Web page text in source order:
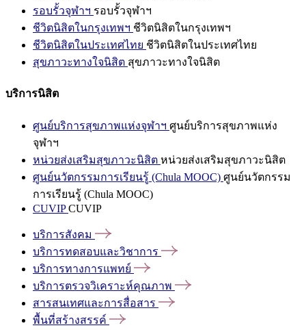
รอบรั้วจุฬาฯ รอบรั้วจุฬาฯ
ชีวิตนิสิตในกรุงเทพฯ ชีวิตนิสิตในกรุงเทพฯ
ชีวิตนิสิตในประเทศไทย ชีวิตนิสิตในประเทศไทย
สุขภาวะทางใจนิสิต สุขภาวะทางใจนิสิต
บริการนิสิต
ศูนย์บริการสุขภาพแห่งจุฬาฯ ศูนย์บริการสุขภาพแห่ง
จุฬาฯ
หน่วยส่งเสริมสุขภาวะนิสิต หน่วยส่งเสริมสุขภาวะนิสิต
ศูนย์นวัตกรรมการเรียนรู้ (Chula MOOC) ศูนย์นวัตกรรม
การเรียนรู้ (Chula MOOC)
CUVIPCUVIP
บริการสังคม
บริการทดสอบและวิชาการ
บริการทางการแพทย์
บริการตรวจวิเคราะห์คุณภาพ
สารสนเทศและการสื่อสาร
พื้นที่สร้างสรรค์